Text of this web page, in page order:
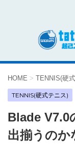
HOME > TENNIS(硬
TENNIS(硬式テニス)
Blade V7.0
出揃うのか